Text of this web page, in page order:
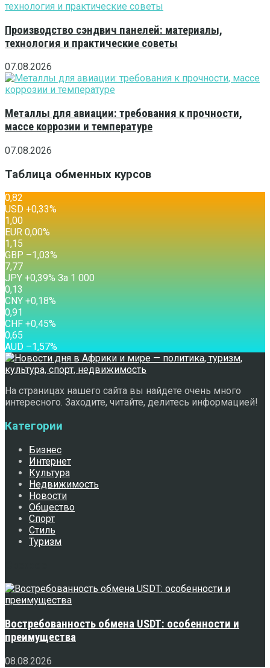
Производство сэндвич панелей: материалы,
технология и практические советы
07.08.2026
Металлы для авиации: требования к прочности,
массе коррозии и температуре
07.08.2026
Таблица обменных курсов
0,82
USD +0,33%
1,00
EUR 0,00%
1,15
GBP –1,03%
7,77
JPY +0,39% За 1 000
0,13
CNY +0,18%
0,91
CHF +0,45%
0,65
AUD –1,57%
На страницах нашего сайта вы найдете очень много
интересного. Заходите, читайте, делитесь информацией!
Категории
Бизнес
Интернет
Культура
Недвижимость
Новости
Общество
Спорт
Стиль
Туризм
Востребованность обмена USDT: особенности и
преимущества
08.08.2026